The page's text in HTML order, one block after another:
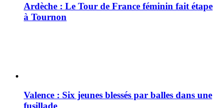
Ardèche : Le Tour de France féminin fait étape
à Tournon
Valence : Six jeunes blessés par balles dans une
fusillade